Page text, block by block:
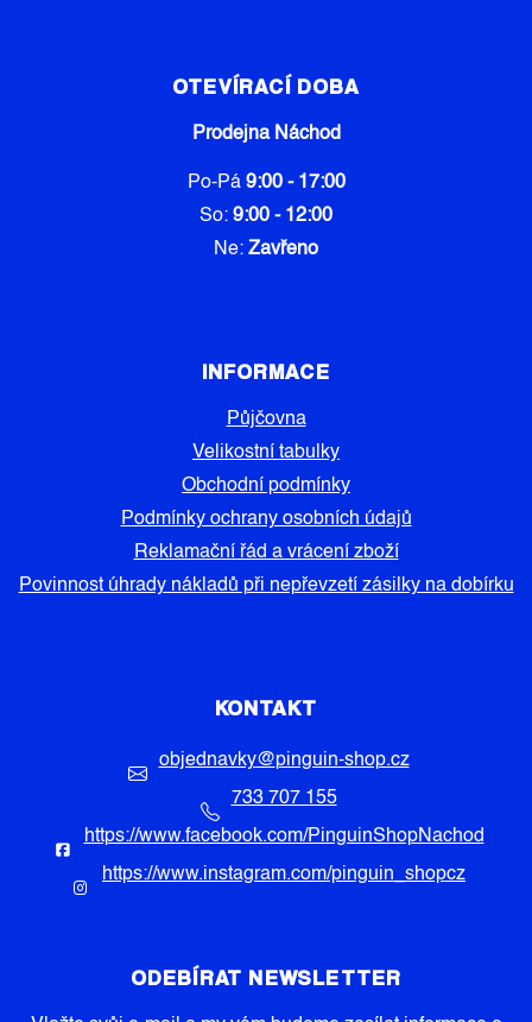
OTEVÍRACÍ DOBA
Prodejna Náchod
Po-Pá 9:00 - 17:00
So: 9:00 - 12:00
Ne: Zavřeno
INFORMACE
Půjčovna
Velikostní tabulky
Obchodní podmínky
Podmínky ochrany osobních údajů
Reklamační řád a vrácení zboží
Povinnost úhrady nákladů při nepřevzetí zásilky na dobírku
KONTAKT
objednavky@pinguin-shop.cz
733 707 155
https://www.facebook.com/PinguinShopNachod
https://www.instagram.com/pinguin_shopcz
ODEBÍRAT NEWSLETTER